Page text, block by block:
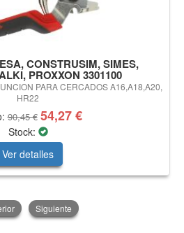
CONSTRUSIM, SIMES,
PROXXON 3301100
PARA CERCADOS A16,A18,A20,
HR22
90,45 € 54,27 €
Stock:
Ver detalles
Siguiente